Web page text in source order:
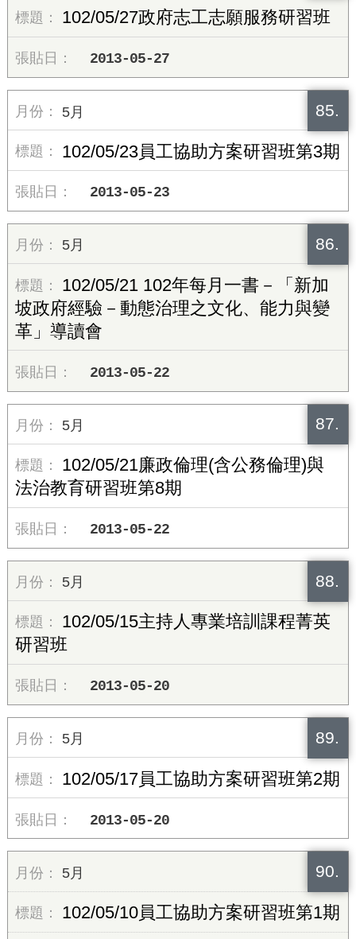
102/05/27政府志工志願服務研習班
2013-05-27
85.
5月
102/05/23員工協助方案研習班第3期
2013-05-23
86.
5月
102/05/21 102年每月一書－「新加
坡政府經驗－動態治理之文化、能力與變
革」導讀會
2013-05-22
87.
5月
102/05/21廉政倫理(含公務倫理)與
法治教育研習班第8期
2013-05-22
88.
5月
102/05/15主持人專業培訓課程菁英
研習班
2013-05-20
89.
5月
102/05/17員工協助方案研習班第2期
2013-05-20
90.
5月
102/05/10員工協助方案研習班第1期